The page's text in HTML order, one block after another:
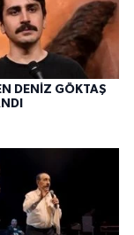
DENİZ GÖKTAŞ